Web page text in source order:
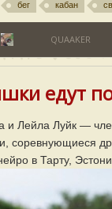
бег кабан
QUAAKER
едут
и Лейла Луйк —
соревнующиеся
в Тарту,